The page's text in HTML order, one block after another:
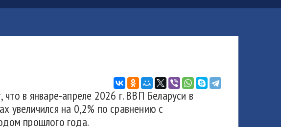
в январе-апреле 2026 г. ВВП Беларуси в
увеличился на 0,2% по сравнению с
прошлого года.